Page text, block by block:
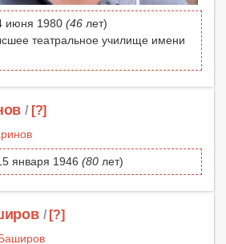
июня 1980 (46 лет)
театральное училище имени
/ [?]
января 1946 (80 лет)
/ [?]